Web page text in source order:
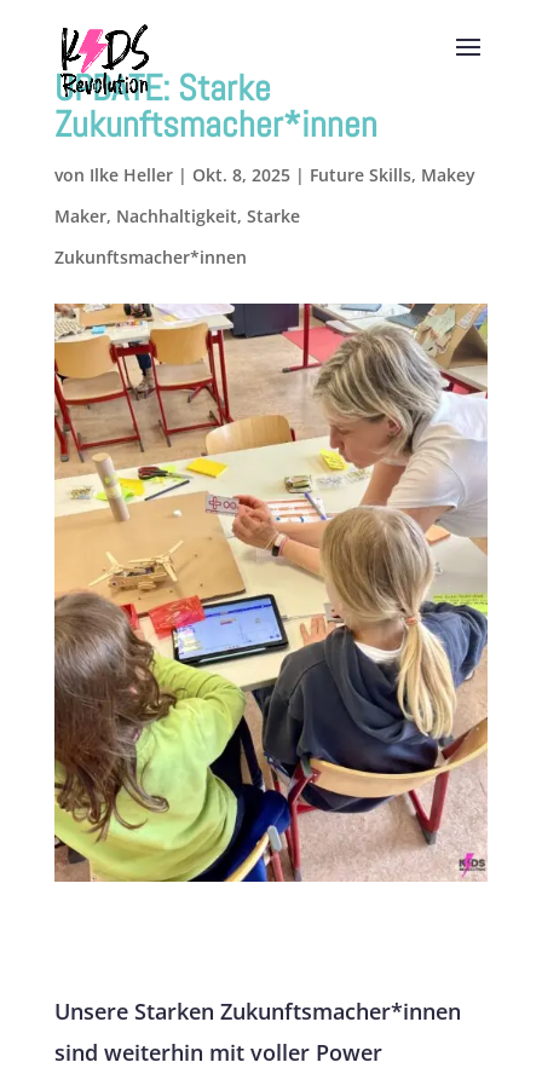
UPDATE: Starke
Zukunftsmacher*innen
von Ilke Heller| Okt. 8, 2025| Future Skills, Makey
Maker, Nachhaltigkeit, Starke
Zukunftsmacher*innen
Unsere Starken Zukunftsmacher*innen
sind weiterhin mit voller Power